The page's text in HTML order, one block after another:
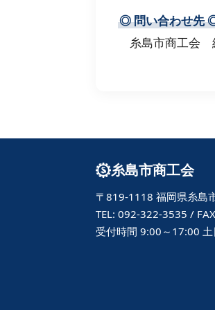
◎問い合わせ先
糸島市商工会
糸島市商工会
〒819-1118 福岡県糸島
TEL: 092-322-3535 /
受付時間 9:00～17:00